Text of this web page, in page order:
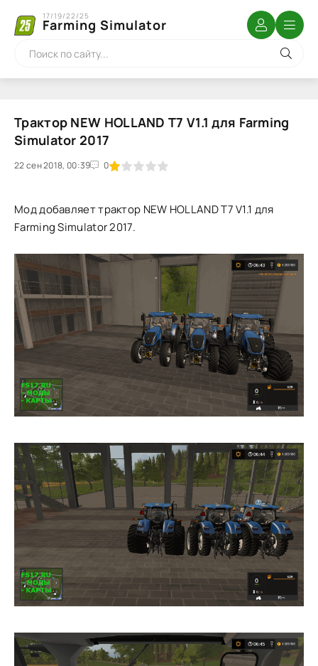
Farming Simulator
17/19/22/25
Трактор NEW HOLLAND T7 V1.1 для Farming
Simulator 2017
22 сен 2018, 00:39 0
1 2 3 4 5
Мод добавляет трактор NEW HOLLAND T7 V1.1 для
Farming Simulator 2017.